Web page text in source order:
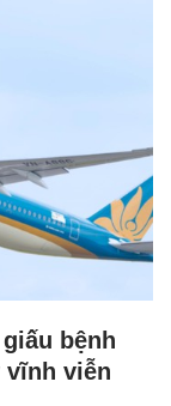
bệnh
vĩnh viễn